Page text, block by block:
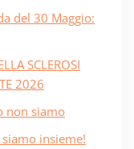
del 30 Maggio:
SCLEROSI
2026
non siamo
insieme!